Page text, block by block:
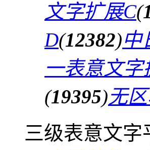
文字扩展C(
D(12382)中
一表意文字
(19395)无
三级表意文字